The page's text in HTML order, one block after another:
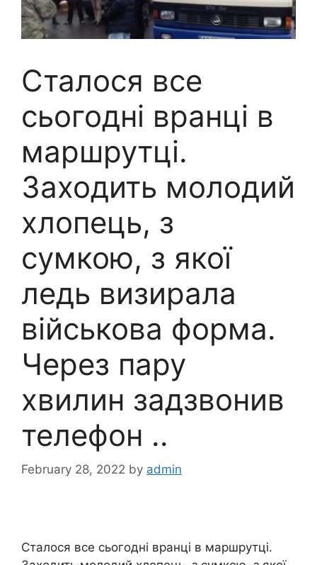
Сталося все
сьогодні вранці в
маршрутці.
Заходить молодий
хлопець, з
сумкою, з якої
ледь визирала
військова форма.
Через пару
хвилин задзвонив
телефон ..
February 28, 2022 by admin
Сталося все сьогодні вранці в маршрутці.